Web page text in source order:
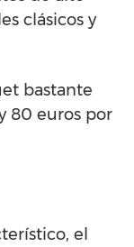
clásicos y
bastante
80 euros por
el